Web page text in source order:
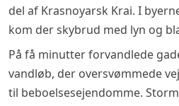
del af Krasnoyarsk Krai. I
kom der skybrud med lyn og
På få minutter forvandlede
vandløb, der oversvømmede
til beboelsesejendomme.